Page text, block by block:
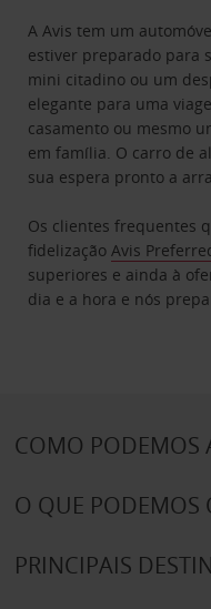
A Avis tem um
estiver preparado para
mini citadino ou um
elegante para uma
casamento ou mesmo
em família. O carro de
sua espera pronto a
Os clientes frequentes
fidelizaçãoAvis
superiores e ainda à
dia e a hora e nós
COMO PODEMOS
O QUE PODEMOS
PRINCIPAIS